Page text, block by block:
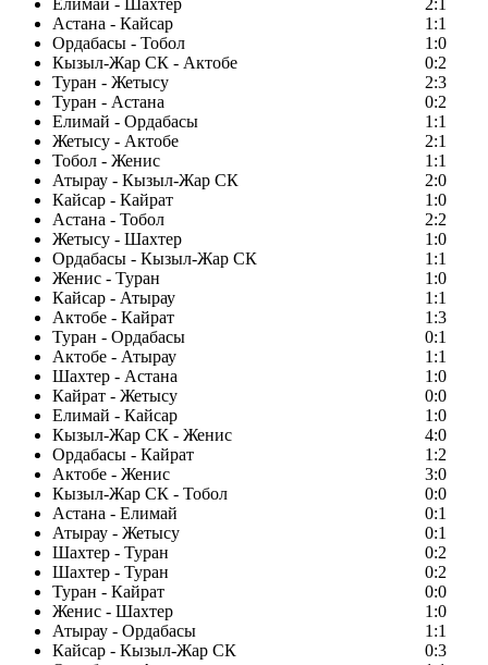
Елимай - Шахтер
2:1
Астана - Кайсар
1:1
Ордабасы - Тобол
1:0
Кызыл-Жар СК - Актобе
0:2
Туран - Жетысу
2:3
Туран - Астана
0:2
Елимай - Ордабасы
1:1
Жетысу - Актобе
2:1
Тобол - Женис
1:1
Атырау - Кызыл-Жар СК
2:0
Кайсар - Кайрат
1:0
Астана - Тобол
2:2
Жетысу - Шахтер
1:0
Ордабасы - Кызыл-Жар СК
1:1
Женис - Туран
1:0
Кайсар - Атырау
1:1
Актобе - Кайрат
1:3
Туран - Ордабасы
0:1
Актобе - Атырау
1:1
Шахтер - Астана
1:0
Кайрат - Жетысу
0:0
Елимай - Кайсар
1:0
Кызыл-Жар СК - Женис
4:0
Ордабасы - Кайрат
1:2
Актобе - Женис
3:0
Кызыл-Жар СК - Тобол
0:0
Астана - Елимай
0:1
Атырау - Жетысу
0:1
Шахтер - Туран
0:2
Шахтер - Туран
0:2
Туран - Кайрат
0:0
Женис - Шахтер
1:0
Атырау - Ордабасы
1:1
Кайсар - Кызыл-Жар СК
0:3